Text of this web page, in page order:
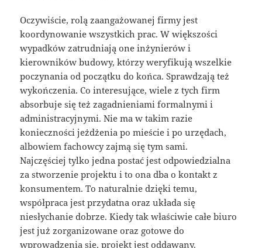
Oczywiście, rolą zaangażowanej firmy jest
koordynowanie wszystkich prac. W większości
wypadków zatrudniają one inżynierów i
kierowników budowy, którzy weryfikują wszelkie
poczynania od początku do końca. Sprawdzają też
wykończenia. Co interesujące, wiele z tych firm
absorbuje się też zagadnieniami formalnymi i
administracyjnymi. Nie ma w takim razie
konieczności jeżdżenia po mieście i po urzędach,
albowiem fachowcy zajmą się tym sami.
Najczęściej tylko jedna postać jest odpowiedzialna
za stworzenie projektu i to ona dba o kontakt z
konsumentem. To naturalnie dzięki temu,
współpraca jest przydatna oraz układa się
niesłychanie dobrze. Kiedy tak właściwie całe biuro
jest już zorganizowane oraz gotowe do
wprowadzenia się, projekt jest oddawany.